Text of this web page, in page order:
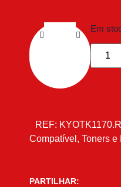
Em
REF:
Compatível , Toners e
PARTILHAR: